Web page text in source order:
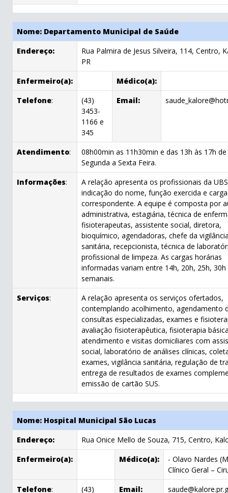
Nome: Departamento Municipal de Saúde
Endereço:
Rua Palmira de Jesus Silveira, 114, Centro,
PR
Enfermeiro(a):
Médico(a):
Telefone:
(43)
3453-
1166 e
345
Email:
Atendimento:
08h00min as 11h30min e das 13h às 17h de
Segunda a Sexta Feira.
Informações:
A relação apresenta os profissionais da
indicação do nome, função exercida e
correspondente. A equipe é composta por
administrativa, estagiária, técnica de
fisioterapeutas, assistente social, diretora,
bioquímico, agendadoras, chefe da
sanitária, recepcionista, técnica de
profissional de limpeza. As cargas horárias
informadas variam entre 14h, 20h, 25h, 30h
semanais.
Serviços:
A relação apresenta os serviços ofertados,
contemplando acolhimento, agendamento
consultas especializadas, exames e
avaliação fisioterapêutica, fisioterapia
atendimento e visitas domiciliares com
social, laboratório de análises clínicas,
exames, vigilância sanitária, regulação de
entrega de resultados de exames
emissão de cartão SUS.
Nome: Hospital Municipal São Lucas
Endereço:
Rua Onice Mello de Souza, 715, Centro,
Enfermeiro(a):
Médico(a):
- Olavo Nardes
Clínico Geral –
Telefone:
(43)
Email: